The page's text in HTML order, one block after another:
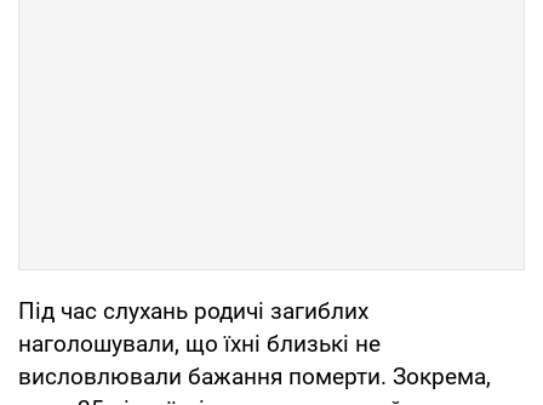
Під час слухань родичі загиблих
наголошували, що їхні близькі не
висловлювали бажання померти. Зокрема,